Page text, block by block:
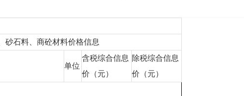
砂石料、商砼材料价格信息
单位
含税综合信息
价（元）
除税综合信息
价（元）